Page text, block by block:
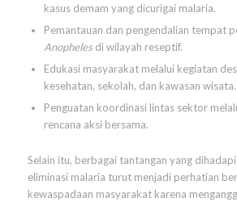
kasus demam yang dicurigai malaria.
Pemantauan dan pengendalian tempat
Anophelesdi wilayah reseptif.
Edukasi masyarakat melalui kegiatan
kesehatan, sekolah, dan kawasan wisata.
Penguatan koordinasi lintas sektor
rencana aksi bersama.
Selain itu, berbagai tantangan yang
eliminasi malaria turut menjadi perhatian
kewaspadaan masyarakat karena